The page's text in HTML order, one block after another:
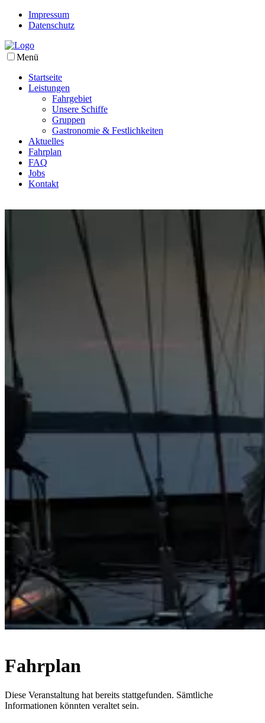
Impressum
Datenschutz
Menü
Startseite
Leistungen
Fahrgebiet
Unsere Schiffe
Gruppen
Gastronomie & Festlichkeiten
Aktuelles
Fahrplan
FAQ
Jobs
Kontakt
Fahrplan
Diese Veranstaltung hat bereits stattgefunden. Sämtliche
Informationen könnten veraltet sein.